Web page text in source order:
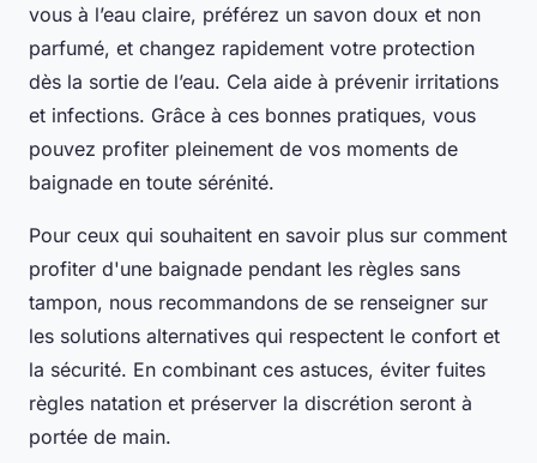
vous à l’eau claire, préférez un savon doux et non
parfumé, et changez rapidement votre protection
dès la sortie de l’eau. Cela aide à prévenir irritations
et infections. Grâce à ces bonnes pratiques, vous
pouvez profiter pleinement de vos moments de
baignade en toute sérénité.
Pour ceux qui souhaitent en savoir plus sur comment
profiter d'une baignade pendant les règles sans
tampon, nous recommandons de se renseigner sur
les solutions alternatives qui respectent le confort et
la sécurité. En combinant ces astuces, éviter fuites
règles natation et préserver la discrétion seront à
portée de main.